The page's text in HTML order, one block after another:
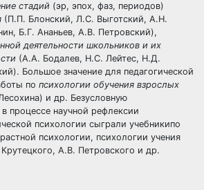
стадий (эр, эпох, фаз, периодов)
(П.П. Блонский, Л.С. Выготский, А.Н.
Б.Г. Ананьев, А.В. Петровский),
деятельности школьников и их
(А.А. Бодалев, Н.С. Лейтес, Н.Д.
Большое значение для педагогической
по психологии обучения взрослых
и др. Безусловную
процессе научной рефлексии
психологии сыграли учебникипо
психологии, психологии учения
А.В. Петровского и др.